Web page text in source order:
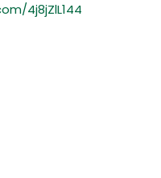
4j8jZlL144